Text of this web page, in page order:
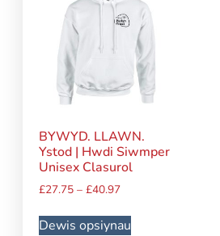
BYWYD. LLAWN.
Ystod | Hwdi Siwmper
Unisex Clasurol
£27.75 – £40.97
Dewis opsiynau